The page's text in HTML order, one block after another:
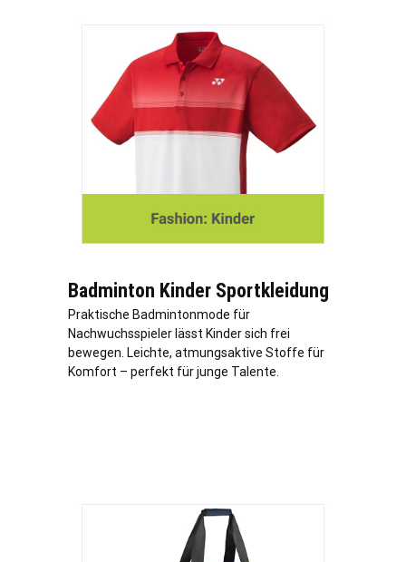
Badminton Kinder Sportkleidung
Praktische Badmintonmode für
Nachwuchsspieler lässt Kinder sich frei
bewegen. Leichte, atmungsaktive Stoffe für
Komfort – perfekt für junge Talente.